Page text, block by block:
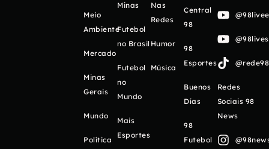
Meio
Ambiente
Mercado
Minas
Gerais
Mundo
Política
Minas
Futebol
no Brasil
Futebol
no
Mundo
Mais
Esportes
Nas
Redes
Humor
Música
Central
98
98
Esportes
Buenos
Días
98
Futebol
Redes
Sociais 98
News